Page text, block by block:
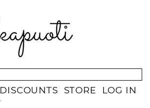
DISCOUNTS STORE
LOG IN